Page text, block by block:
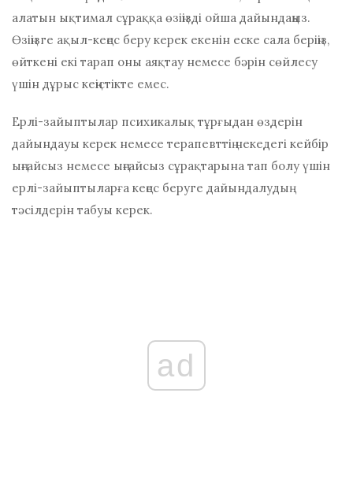
алатын ықтимал сұраққа өзіңізді ойша дайындаңыз.
Өзіңізге ақыл-кеңес беру керек екенін еске сала беріңіз,
өйткені екі тарап оны аяқтау немесе бәрін сөйлесу
үшін дұрыс кеңістікте емес.
Ерлі-зайыптылар психикалық тұрғыдан өздерін
дайындауы керек немесе терапевттің некедегі кейбір
ыңғайсыз немесе ыңғайсыз сұрақтарына тап болу үшін
ерлі-зайыптыларға кеңес беруге дайындалудың
тәсілдерін табуы керек.
ad